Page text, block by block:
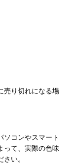
売り切れになる場
コンやスマート
って、実際の色味
い。